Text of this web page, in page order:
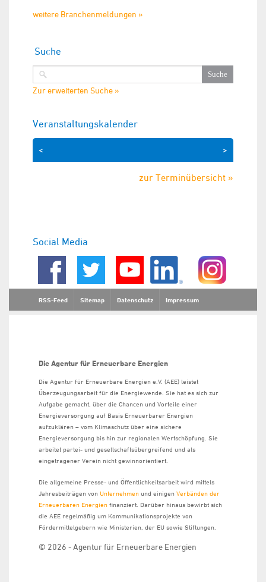
weitere Branchenmeldungen »
Suche
Zur erweiterten Suche »
Veranstaltungskalender
>
<
zur Terminübersicht »
Social Media
RSS-Feed Sitemap Datenschutz Impressum
Die Agentur für Erneuerbare Energien
Die Agentur für Erneuerbare Energien e.V. (AEE) leistet
Überzeugungsarbeit für die Energiewende. Sie hat es sich zur
Aufgabe gemacht, über die Chancen und Vorteile einer
Energieversorgung auf Basis Erneuerbarer Energien
aufzuklären – vom Klimaschutz über eine sichere
Energieversorgung bis hin zur regionalen Wertschöpfung. Sie
arbeitet partei- und gesellschaftsübergreifend und als
eingetragener Verein nicht gewinnorientiert.
Die allgemeine Presse- und Öffentlichkeitsarbeit wird mittels
Jahresbeiträgen von Unternehmen und einigen Verbänden der
Erneuerbaren Energien finanziert. Darüber hinaus bewirbt sich
die AEE regelmäßig um Kommunikationsprojekte von
Fördermittelgebern wie Ministerien, der EU sowie Stiftungen.
© 2026 - Agentur für Erneuerbare Energien